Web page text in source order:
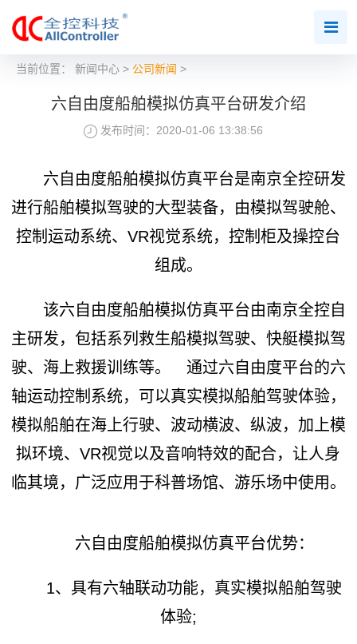
当前位置： 新闻中心> 公司新闻 >
六自由度船舶模拟仿真平台研发介绍
发布时间：2020-01-06 13:38:56
六自由度船舶模拟仿真平台是南京全控研发
进行船舶模拟驾驶的大型装备，由模拟驾驶舱、
控制运动系统、VR视觉系统，控制柜及操控台
组成。
该六自由度船舶模拟仿真平台由南京全控自
主研发，包括系列救生船模拟驾驶、快艇模拟驾
驶、海上救援训练等。 通过六自由度平台的六
轴运动控制系统，可以真实模拟船舶驾驶体验，
模拟船舶在海上行驶、波动横波、纵波，加上模
拟环境、VR视觉以及音响特效的配合，让人身
临其境，广泛应用于科普场馆、游乐场中使用。
六自由度船舶模拟仿真平台优势：
1、具有六轴联动功能，真实模拟船舶驾驶
体验;